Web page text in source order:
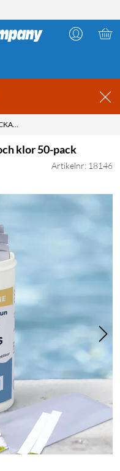
SWIM & FUN TESTSTICKA FÖR PH OCH KLOR 50-PACK
klor 50-pack
Artikelnr: 18146